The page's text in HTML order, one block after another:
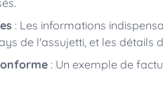
: Les informations
de l'assujetti, et les détails
: Un exemple de